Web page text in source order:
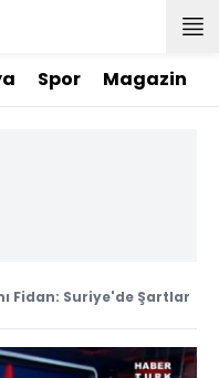
Spor Magazin
Fidan: Suriye'de Şartlar